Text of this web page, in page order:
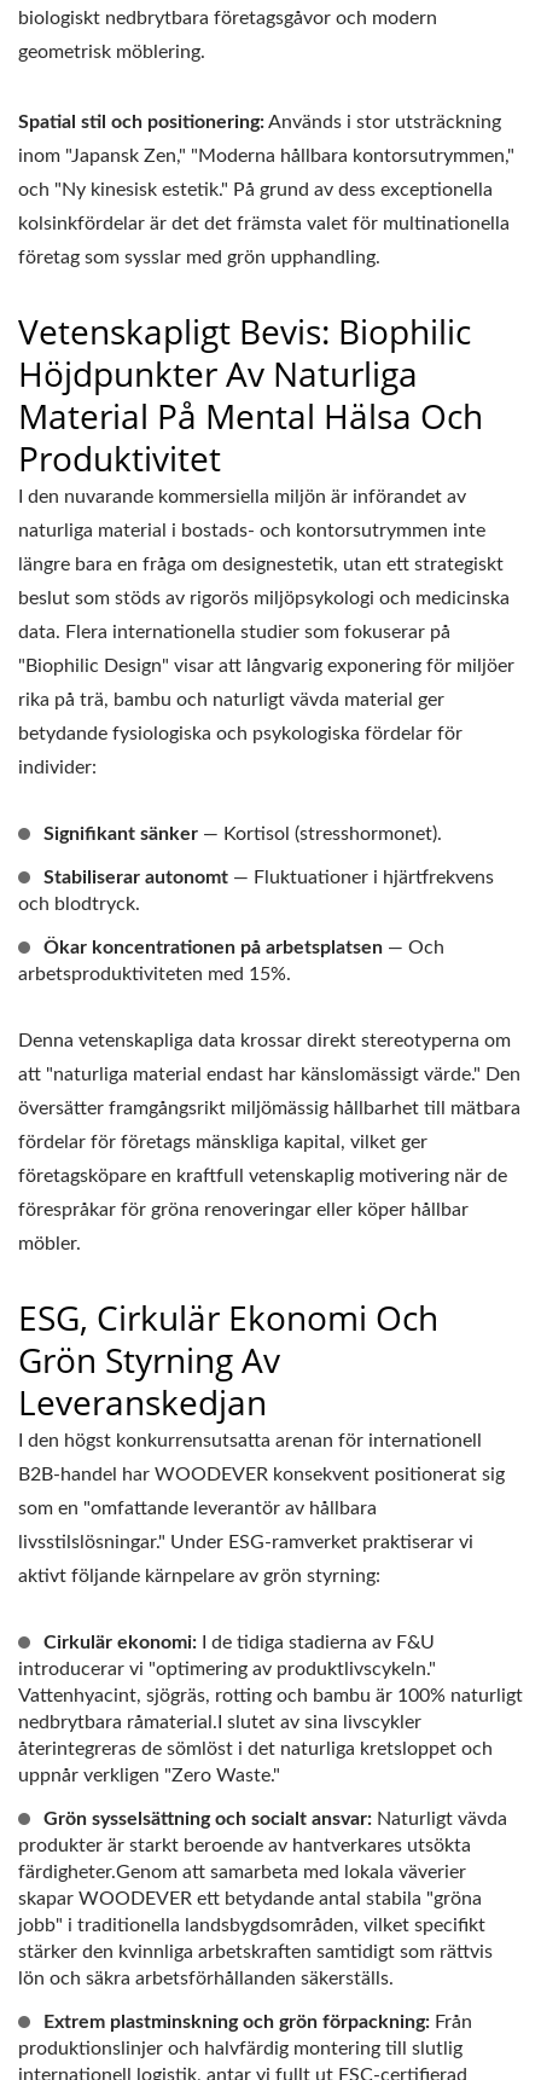
biologiskt nedbrytbara företagsgåvor och modern
geometrisk möblering.
Spatial stil och positionering:Används i stor utsträckning
inom "Japansk Zen," "Moderna hållbara kontorsutrymmen,"
och "Ny kinesisk estetik." På grund av dess exceptionella
kolsinkfördelar är det det främsta valet för multinationella
företag som sysslar med grön upphandling.
Vetenskapligt Bevis: Biophilic
Höjdpunkter Av Naturliga
Material På Mental Hälsa Och
Produktivitet
I den nuvarande kommersiella miljön är införandet av
naturliga material i bostads- och kontorsutrymmen inte
längre bara en fråga om designestetik, utan ett strategiskt
beslut som stöds av rigorös miljöpsykologi och medicinska
data. Flera internationella studier som fokuserar på
"Biophilic Design" visar att långvarig exponering för miljöer
rika på trä, bambu och naturligt vävda material ger
betydande fysiologiska och psykologiska fördelar för
individer:
Signifikant sänker — Kortisol (stresshormonet).
Stabiliserar autonomt — Fluktuationer i hjärtfrekvens
och blodtryck.
Ökar koncentrationen på arbetsplatsen — Och
arbetsproduktiviteten med 15%.
Denna vetenskapliga data krossar direkt stereotyperna om
att "naturliga material endast har känslomässigt värde." Den
översätter framgångsrikt miljömässig hållbarhet till mätbara
fördelar för företags mänskliga kapital, vilket ger
företagsköpare en kraftfull vetenskaplig motivering när de
förespråkar för gröna renoveringar eller köper hållbar
möbler.
ESG, Cirkulär Ekonomi Och
Grön Styrning Av
Leveranskedjan
I den högst konkurrensutsatta arenan för internationell
B2B-handel har WOODEVER konsekvent positionerat sig
som en "omfattande leverantör av hållbara
livsstilslösningar." Under ESG-ramverket praktiserar vi
aktivt följande kärnpelare av grön styrning:
Cirkulär ekonomi: I de tidiga stadierna av F&U
introducerar vi "optimering av produktlivscykeln."
Vattenhyacint, sjögräs, rotting och bambu är 100% naturligt
nedbrytbara råmaterial.I slutet av sina livscykler
återintegreras de sömlöst i det naturliga kretsloppet och
uppnår verkligen "Zero Waste."
Grön sysselsättning och socialt ansvar: Naturligt vävda
produkter är starkt beroende av hantverkares utsökta
färdigheter.Genom att samarbeta med lokala väverier
skapar WOODEVER ett betydande antal stabila "gröna
jobb" i traditionella landsbygdsområden, vilket specifikt
stärker den kvinnliga arbetskraften samtidigt som rättvis
lön och säkra arbetsförhållanden säkerställs.
Extrem plastminskning och grön förpackning: Från
produktionslinjer och halvfärdig montering till slutlig
internationell logistik, antar vi fullt ut FSC-certifierad